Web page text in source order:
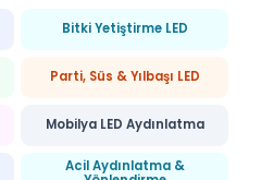
Bitki Yetiştirme LED
Parti, Süs & Yılbaşı LED
Mobilya LED Aydınlatma
Acil Aydınlatma &